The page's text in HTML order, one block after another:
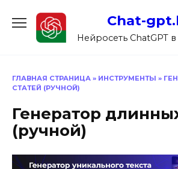
содержанию
Chat-
Нейросеть ChatGPT
ГЛАВНАЯ СТРАНИЦА » ИНСТРУМЕНТЫ »
СТАТЕЙ (РУЧНОЙ)
Генератор
(ручной)